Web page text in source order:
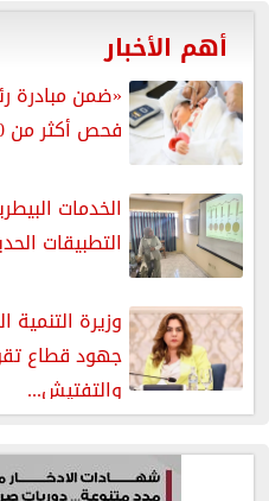
أهم الأخبار
«ضمن مبادرة
فحص أكثر من 10 ملايين طفل للكشف...
الخدمات
التطبيقات
وزيرة التنمية
جهود قطاع
والتفتيش...